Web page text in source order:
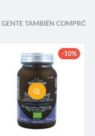
GENTE TAMBIÉN COMPRÓ
-10%